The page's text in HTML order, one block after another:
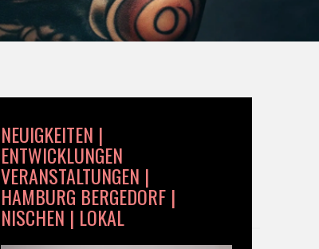
NEUIGKEITEN |
ENTWICKLUNGEN
VERANSTALTUNGEN |
HAMBURG BERGEDORF |
NISCHEN | LOKAL